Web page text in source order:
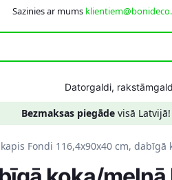
Sazinies ar mums
Datorgaldi,
Bezmaksas piegādevisā Latvijā!
Fondi 116,4x90x40 cm, dabīgā